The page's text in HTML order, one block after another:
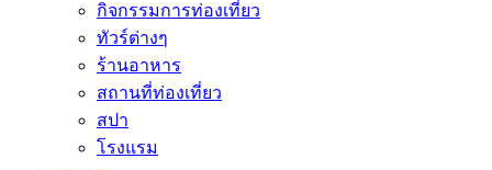
กิจกรรมการท่องเที่ยว
ทัวร์ต่างๆ
ร้านอาหาร
สถานที่ท่องเที่ยว
สปา
โรงแรม